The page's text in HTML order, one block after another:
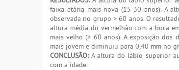
faixa etária mais nova (15-30 anos). A
observada no grupo > 60 anos. O
altura média do vermelhão com a boca
mais velho (> 60 anos). A exposição
mais jovem e diminuiu para 0,40 mm no
CONCLUSÃO:A altura do lábio superior
com a idade.